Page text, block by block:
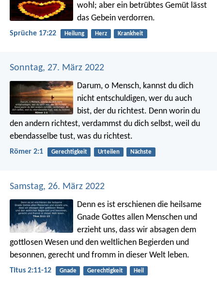
wohl; aber ein betrübtes Gemüt lässt
das Gebein verdorren.
Sprüche 17:22 Heilung Herz Krankheit
Sonntag, 27. März 2022
Darum, o Mensch, kannst du dich
nicht entschuldigen, wer du auch
bist, der du richtest. Denn worin du
den andern richtest, verdammst du dich selbst, weil du
ebendasselbe tust, was du richtest.
Römer 2:1 Gerechtigkeit Urteilen Nächste
Samstag, 26. März 2022
Denn es ist erschienen die heilsame
Gnade Gottes allen Menschen und
erzieht uns, dass wir absagen dem
gottlosen Wesen und den weltlichen Begierden und
besonnen, gerecht und fromm in dieser Welt leben.
Titus 2:11-12 Gnade Gerechtigkeit Heil